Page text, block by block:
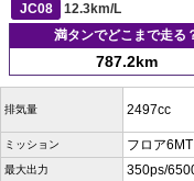
JC08
12.3km/L
満タンでどこまで走る
787.2km
排気量 2497cc
ミッション フロア6MT
最大出力 350ps/